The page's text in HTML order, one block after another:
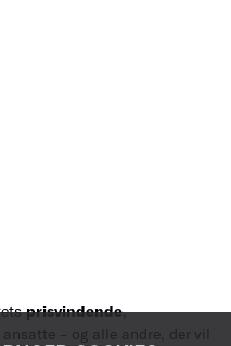
prisvindende,
– og alle andre, der vil